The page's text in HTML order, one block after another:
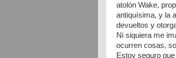
atolón Wake,
antiquísima, y la
devueltos y
Ni siquiera me
ocurren cosas,
Estoy seguro